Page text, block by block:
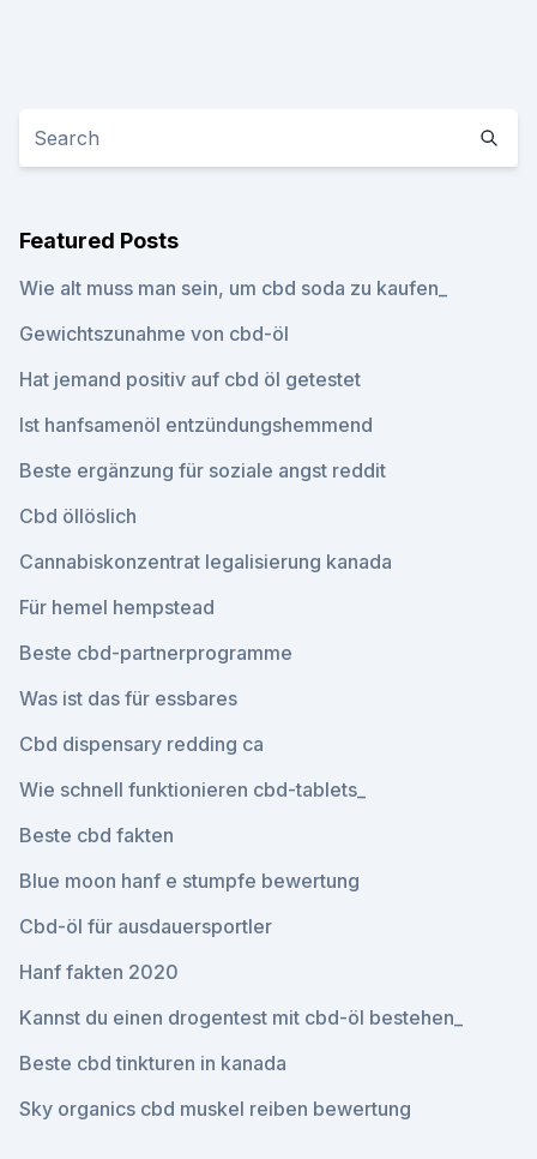
Featured Posts
Wie alt muss man sein, um cbd soda zu kaufen_
Gewichtszunahme von cbd-öl
Hat jemand positiv auf cbd öl getestet
Ist hanfsamenöl entzündungshemmend
Beste ergänzung für soziale angst reddit
Cbd öllöslich
Cannabiskonzentrat legalisierung kanada
Für hemel hempstead
Beste cbd-partnerprogramme
Was ist das für essbares
Cbd dispensary redding ca
Wie schnell funktionieren cbd-tablets_
Beste cbd fakten
Blue moon hanf e stumpfe bewertung
Cbd-öl für ausdauersportler
Hanf fakten 2020
Kannst du einen drogentest mit cbd-öl bestehen_
Beste cbd tinkturen in kanada
Sky organics cbd muskel reiben bewertung